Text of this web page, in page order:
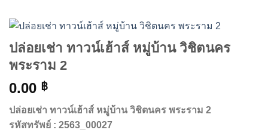
ปล่อยเช่า ทาวน์เฮ้าส์ หมู่บ้าน วิชิตนคร
พระราม 2
0.00 ฿
ปล่อยเช่า ทาวน์เฮ้าส์ หมู่บ้าน วิชิตนคร พระราม 2
รหัสทรัพย์ : 2563_00027